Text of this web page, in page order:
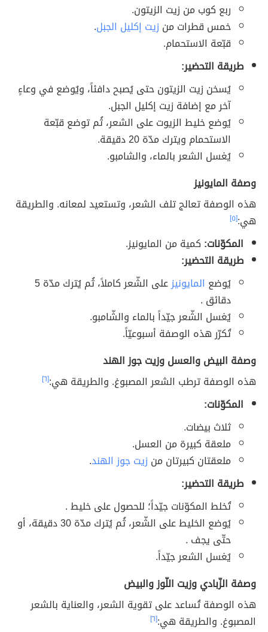
ربع كوب من زيت الزيتون.
خمس قطرات من زيت إكليل الجبل.
قبّعة الاستحمام.
طريقة التحضير:
يُسخن زيت الزيتون حتى يُصبح دافئاً، ويُوضع في وعاءٍ
آخر مع إضافة زيت إكليل الجبل.
يُوضع خليط الزيوت على الشعر، ثُم توضع قبّعة
الاستحمام ويترك مدّة 20 دقيقة.
يُغسل الشعر بالماء، والشامبو.
وصفة المايونيز
هذه الوصفة تعالج تلف الشعر، وتستعيد لمعانه. والطريقة
هي:[٥]
المكوّنات: كمية من المايونيز.
طريقة التحضير:
يُوضع المايونيز
على الشّعر كاملاً، ثُم يُترك مدّة 5
دقائق .
يُغسل الشّعر جيّداً بالماء والشّامبو.
تُكرّر هذه الوصفة أسبوعيّاً.
وصفة البيض والعسل وزيت جوز الهند
هذه الوصفة ترطب الشعر المصبوغ. والطريقة هي:[٦]
المكوّنات:
ثلاث بيضات.
ملعقة كبيرة من العسل.
ملعقتان كبيرتان من زيت جوز الهند.
طريقة التحضير:
تُخلط المكوّنات جيّداً؛ للحصول على خليط .
يُوضع الخليط على الشّعر، ثُم يُترك مدّة 30 دقيقة، أو
حتّى يجف .
يُغسل الشعر جيّداً.
وصفة الزّبادي وزيت اللّوز والبيض
هذه الوصفة تُساعد على تقوية الشعر، والعناية بالشعر
المصبوغ. والطريقة هي:[٦]